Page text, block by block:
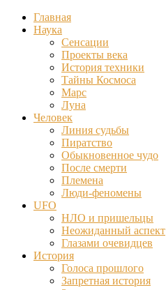
Главная
Наука
Сенсации
Проекты века
История техники
Тайны Космоса
Марс
Луна
Человек
Линия судьбы
Пиратство
Обыкновенное чудо
После смерти
Племена
Люди-феномены
UFO
НЛО и пришельцы
Неожиданный аспект
Глазами очевидцев
История
Голоса прошлого
Запретная история